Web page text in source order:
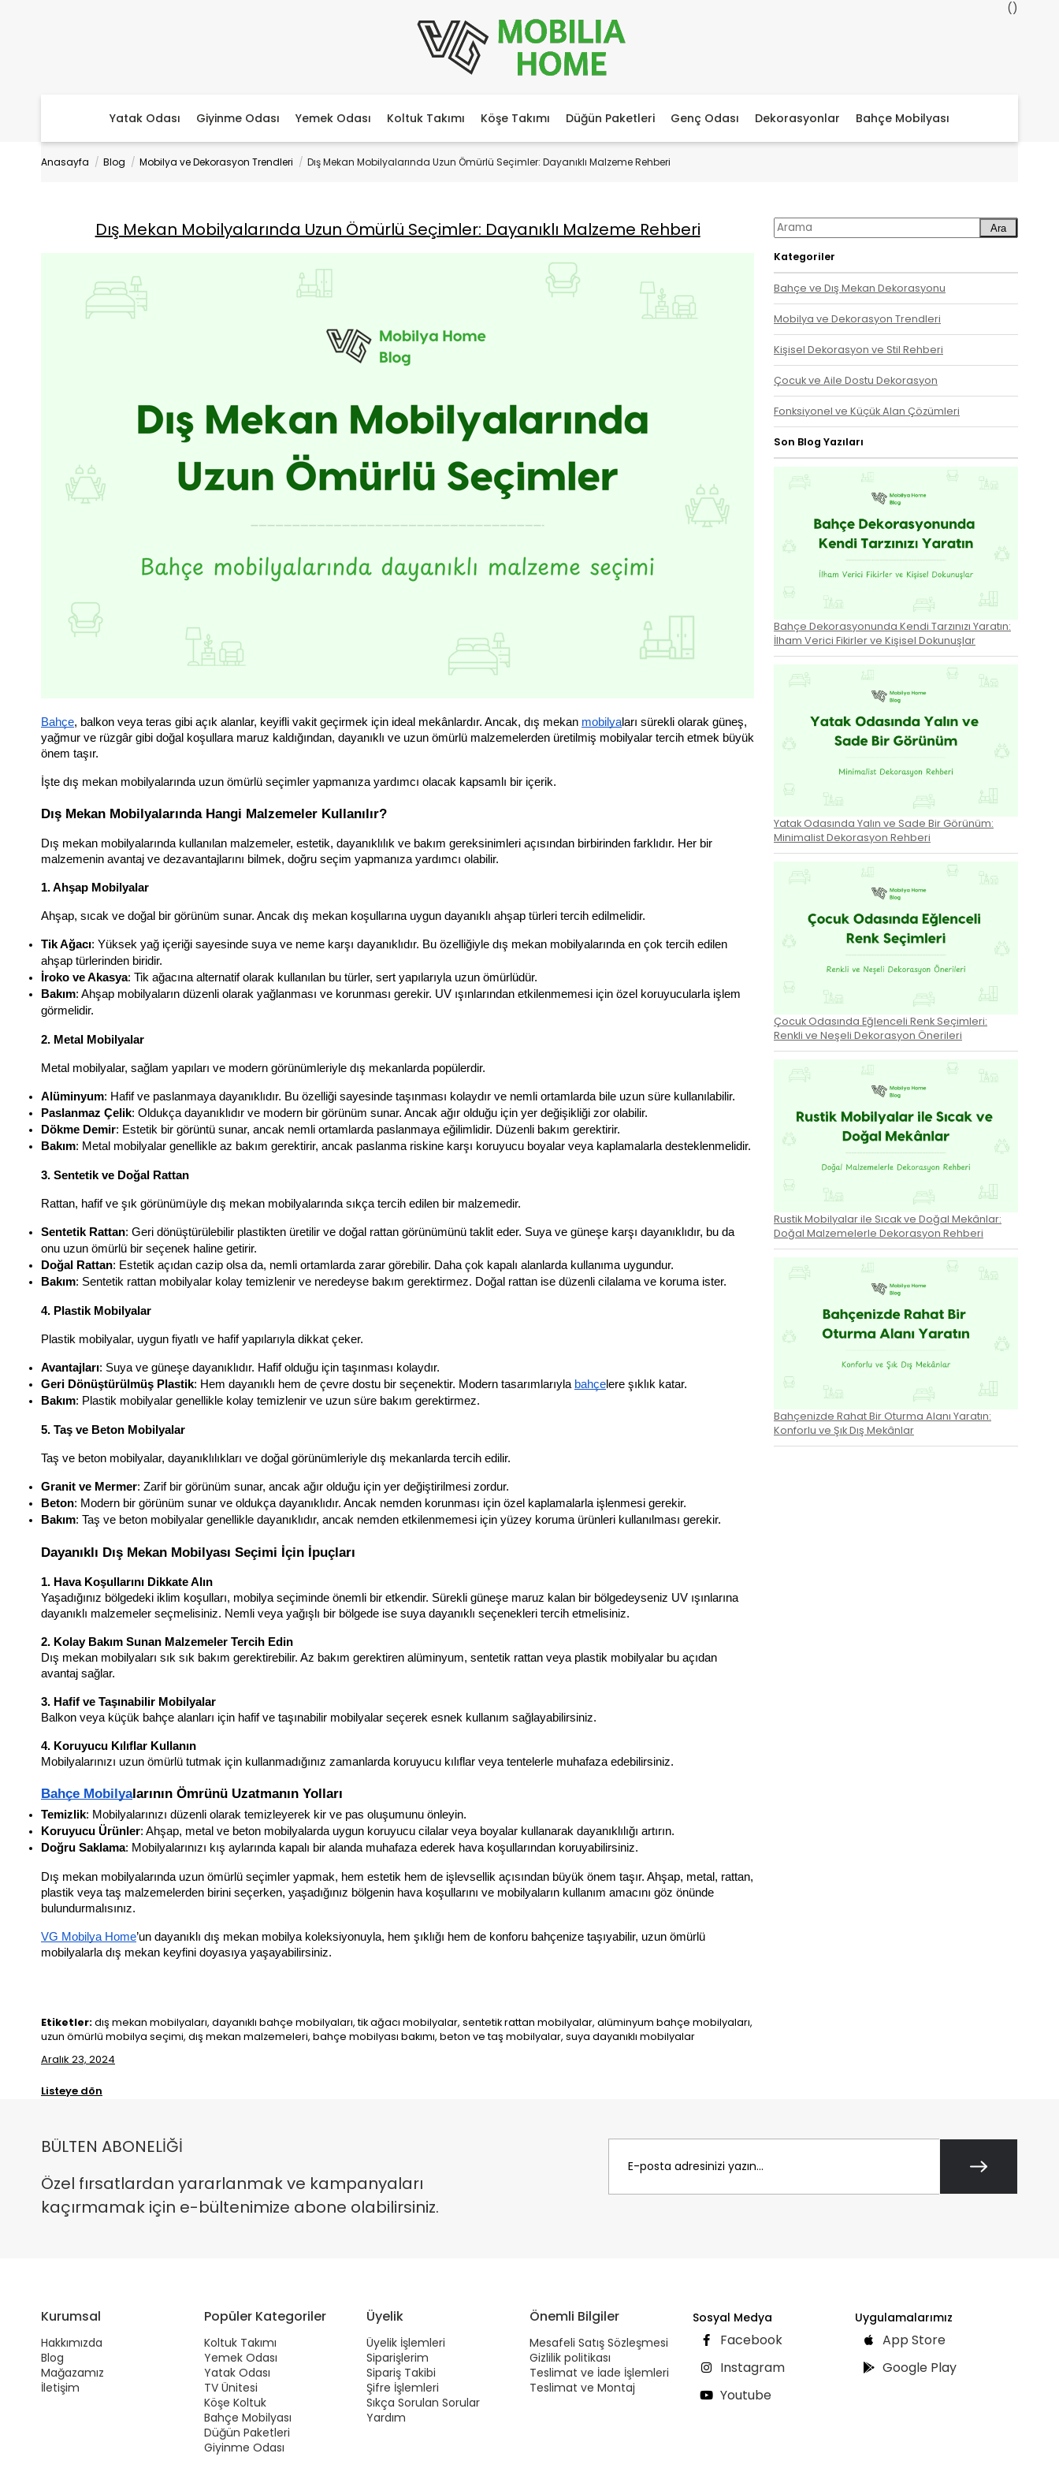
Yatak Odası Giyinme Odası Yemek Odası Koltuk Takımı Köşe Takımı Düğün Paketleri Genç Odası Dekorasyonlar Bahçe Mobilyası
Anasayfa Blog Mobilya ve Dekorasyon Trendleri Dış Mekan Mobilyalarında Uzun Ömürlü Seçimler: Dayanıklı Malzeme Rehberi
Dış Mekan Mobilyalarında Uzun Ömürlü Seçimler: Dayanıklı Malzeme Rehberi
Bahçe, balkon veya teras gibi açık alanlar, keyifli vakit geçirmek için ideal mekânlardır. Ancak, dış mekan mobilyaları sürekli olarak güneş,
yağmur ve rüzgâr gibi doğal koşullara maruz kaldığından, dayanıklı ve uzun ömürlü malzemelerden üretilmiş mobilyalar tercih etmek büyük
önem taşır.
İşte dış mekan mobilyalarında uzun ömürlü seçimler yapmanıza yardımcı olacak kapsamlı bir içerik.
Dış Mekan Mobilyalarında Hangi Malzemeler Kullanılır?
Dış mekan mobilyalarında kullanılan malzemeler, estetik, dayanıklılık ve bakım gereksinimleri açısından birbirinden farklıdır. Her bir
malzemenin avantaj ve dezavantajlarını bilmek, doğru seçim yapmanıza yardımcı olabilir.
1. Ahşap Mobilyalar
Ahşap, sıcak ve doğal bir görünüm sunar. Ancak dış mekan koşullarına uygun dayanıklı ahşap türleri tercih edilmelidir.
Tik Ağacı: Yüksek yağ içeriği sayesinde suya ve neme karşı dayanıklıdır. Bu özelliğiyle dış mekan mobilyalarında en çok tercih edilen
ahşap türlerinden biridir.
İroko ve Akasya: Tik ağacına alternatif olarak kullanılan bu türler, sert yapılarıyla uzun ömürlüdür.
Bakım: Ahşap mobilyaların düzenli olarak yağlanması ve korunması gerekir. UV ışınlarından etkilenmemesi için özel koruyucularla işlem
görmelidir.
2. Metal Mobilyalar
Metal mobilyalar, sağlam yapıları ve modern görünümleriyle dış mekanlarda popülerdir.
Alüminyum: Hafif ve paslanmaya dayanıklıdır. Bu özelliği sayesinde taşınması kolaydır ve nemli ortamlarda bile uzun süre kullanılabilir.
Paslanmaz Çelik: Oldukça dayanıklıdır ve modern bir görünüm sunar. Ancak ağır olduğu için yer değişikliği zor olabilir.
Dökme Demir: Estetik bir görüntü sunar, ancak nemli ortamlarda paslanmaya eğilimlidir. Düzenli bakım gerektirir.
Bakım: Metal mobilyalar genellikle az bakım gerektirir, ancak paslanma riskine karşı koruyucu boyalar veya kaplamalarla desteklenmelidir.
3. Sentetik ve Doğal Rattan
Rattan, hafif ve şık görünümüyle dış mekan mobilyalarında sıkça tercih edilen bir malzemedir.
Sentetik Rattan: Geri dönüştürülebilir plastikten üretilir ve doğal rattan görünümünü taklit eder. Suya ve güneşe karşı dayanıklıdır, bu da
onu uzun ömürlü bir seçenek haline getirir.
Doğal Rattan: Estetik açıdan cazip olsa da, nemli ortamlarda zarar görebilir. Daha çok kapalı alanlarda kullanıma uygundur.
Bakım: Sentetik rattan mobilyalar kolay temizlenir ve neredeyse bakım gerektirmez. Doğal rattan ise düzenli cilalama ve koruma ister.
4. Plastik Mobilyalar
Plastik mobilyalar, uygun fiyatlı ve hafif yapılarıyla dikkat çeker.
Avantajları: Suya ve güneşe dayanıklıdır. Hafif olduğu için taşınması kolaydır.
Geri Dönüştürülmüş Plastik: Hem dayanıklı hem de çevre dostu bir seçenektir. Modern tasarımlarıyla bahçelere şıklık katar.
Bakım: Plastik mobilyalar genellikle kolay temizlenir ve uzun süre bakım gerektirmez.
5. Taş ve Beton Mobilyalar
Taş ve beton mobilyalar, dayanıklılıkları ve doğal görünümleriyle dış mekanlarda tercih edilir.
Granit ve Mermer: Zarif bir görünüm sunar, ancak ağır olduğu için yer değiştirilmesi zordur.
Beton: Modern bir görünüm sunar ve oldukça dayanıklıdır. Ancak nemden korunması için özel kaplamalarla işlenmesi gerekir.
Bakım: Taş ve beton mobilyalar genellikle dayanıklıdır, ancak nemden etkilenmemesi için yüzey koruma ürünleri kullanılması gerekir.
Dayanıklı Dış Mekan Mobilyası Seçimi İçin İpuçları
1. Hava Koşullarını Dikkate Alın
Yaşadığınız bölgedeki iklim koşulları, mobilya seçiminde önemli bir etkendir. Sürekli güneşe maruz kalan bir bölgedeyseniz UV ışınlarına
dayanıklı malzemeler seçmelisiniz. Nemli veya yağışlı bir bölgede ise suya dayanıklı seçenekleri tercih etmelisiniz.
2. Kolay Bakım Sunan Malzemeler Tercih Edin
Dış mekan mobilyaları sık sık bakım gerektirebilir. Az bakım gerektiren alüminyum, sentetik rattan veya plastik mobilyalar bu açıdan
avantaj sağlar.
3. Hafif ve Taşınabilir Mobilyalar
Balkon veya küçük bahçe alanları için hafif ve taşınabilir mobilyalar seçerek esnek kullanım sağlayabilirsiniz.
4. Koruyucu Kılıflar Kullanın
Mobilyalarınızı uzun ömürlü tutmak için kullanmadığınız zamanlarda koruyucu kılıflar veya tentelerle muhafaza edebilirsiniz.
Bahçe Mobilyalarının Ömrünü Uzatmanın Yolları
Temizlik: Mobilyalarınızı düzenli olarak temizleyerek kir ve pas oluşumunu önleyin.
Koruyucu Ürünler: Ahşap, metal ve beton mobilyalarda uygun koruyucu cilalar veya boyalar kullanarak dayanıklılığı artırın.
Doğru Saklama: Mobilyalarınızı kış aylarında kapalı bir alanda muhafaza ederek hava koşullarından koruyabilirsiniz.
Dış mekan mobilyalarında uzun ömürlü seçimler yapmak, hem estetik hem de işlevsellik açısından büyük önem taşır. Ahşap, metal, rattan,
plastik veya taş malzemelerden birini seçerken, yaşadığınız bölgenin hava koşullarını ve mobilyaların kullanım amacını göz önünde
bulundurmalısınız.
VG Mobilya Home’un dayanıklı dış mekan mobilya koleksiyonuyla, hem şıklığı hem de konforu bahçenize taşıyabilir, uzun ömürlü
mobilyalarla dış mekan keyfini doyasıya yaşayabilirsiniz.
Etiketler:dış mekan mobilyaları, dayanıklı bahçe mobilyaları, tik ağacı mobilyalar, sentetik rattan mobilyalar, alüminyum bahçe mobilyaları,
uzun ömürlü mobilya seçimi, dış mekan malzemeleri, bahçe mobilyası bakımı, beton ve taş mobilyalar, suya dayanıklı mobilyalar
Aralık 23, 2024
Listeye dön
Ara
Kategoriler
Bahçe ve Dış Mekan Dekorasyonu
Mobilya ve Dekorasyon Trendleri
Kişisel Dekorasyon ve Stil Rehberi
Çocuk ve Aile Dostu Dekorasyon
Fonksiyonel ve Küçük Alan Çözümleri
Son Blog Yazıları
Bahçe Dekorasyonunda Kendi Tarzınızı Yaratın:
İlham Verici Fikirler ve Kişisel Dokunuşlar
Yatak Odasında Yalın ve Sade Bir Görünüm:
Minimalist Dekorasyon Rehberi
Çocuk Odasında Eğlenceli Renk Seçimleri:
Renkli ve Neşeli Dekorasyon Önerileri
Rustik Mobilyalar ile Sıcak ve Doğal Mekânlar:
Doğal Malzemelerle Dekorasyon Rehberi
Bahçenizde Rahat Bir Oturma Alanı Yaratın:
Konforlu ve Şık Dış Mekânlar
BÜLTEN ABONELİĞİ
Özel fırsatlardan yararlanmak ve kampanyaları
kaçırmamak için e-bültenimize abone olabilirsiniz.
Kurumsal
Hakkımızda
Blog
Mağazamız
İletişim
Popüler Kategoriler
Koltuk Takımı
Yemek Odası
Yatak Odası
TV Ünitesi
Köşe Koltuk
Bahçe Mobilyası
Düğün Paketleri
Giyinme Odası
Üyelik
Üyelik İşlemleri
Siparişlerim
Sipariş Takibi
Şifre İşlemleri
Sıkça Sorulan Sorular
Yardım
Önemli Bilgiler
Mesafeli Satış Sözleşmesi
Gizlilik politikası
Teslimat ve İade İşlemleri
Teslimat ve Montaj
Sosyal Medya
Facebook
Instagram
Youtube
Uygulamalarımız
App Store
Google Play